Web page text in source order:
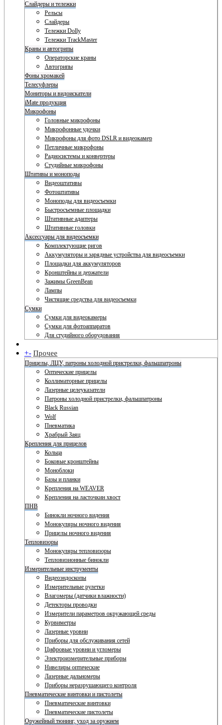
Слайдеры и тележки
Рельсы
Слайдеры
Тележки Dolly
Тележки TrackMaster
Краны и автогрипы
Операторские краны
Автогрипы
Фоны хромакей
Телесуфлеры
Мониторы и видоискатели
iMate продукция
Микрофоны
Головные микрофоны
Микрофонные удочки
Микрофоны для фото DSLR и видеокамер
Петличные микрофоны
Радиосистемы и конвертеры
Студийные микрофоны
Штативы и моноподы
Видеоштативы
Фотоштативы
Моноподы для видеосъемки
Быстросъемные площадки
Штативные адаптеры
Штативные головки
Аксессуары для видеосъемки
Комплектующие ригов
Аккумуляторы и зарядные устройства для видеосъемки
Площадки для аккумуляторов
Кронштейны и держатели
Зажимы GreenBean
Лампы
Чистящие средства для видеосъемки
Сумки
Сумки для видеокамеры
Сумки для фотоаппаратов
Для студийного оборудования
+- Прочее
Прицелы, ЛЦУ, патроны холодной пристрелки, фальшпатроны
Оптические прицелы
Коллиматорные прицелы
Лазерные целеуказатели
Патроны холодной пристрелки, фальшпатроны
Black Russian
Wolf
Пневматика
Храбрый Заяц
Крепления для прицелов
Кольца
Боковые кронштейны
Моноблоки
Базы и планки
Крепления на WEAVER
Крепления на ласточкин хвост
ПНВ
Бинокли ночного видения
Монокуляры ночного видения
Прицелы ночного видения
Тепловизоры
Монокуляры тепловизоры
Тепловизионные бинокли
Измерительные инструменты
Видеоэндоскопы
Измерительные рулетки
Влагомеры (датчики влажности)
Детекторы проводки
Измерители параметров окружающей среды
Курвиметры
Лазерные уровни
Приборы для обслуживания сетей
Цифровые уровни и угломеры
Электроизмерительные приборы
Нивелиры оптические
Лазерные дальномеры
Приборы неразрушающего контроля
Пневматические винтовки и пистолеты
Пневматические винтовки
Пневматические пистолеты
Оружейный тюнинг, уход за оружием